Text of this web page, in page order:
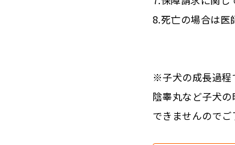
8.死亡の場合は医
※子犬の成長過程
陰睾丸など子犬
できませんのでご